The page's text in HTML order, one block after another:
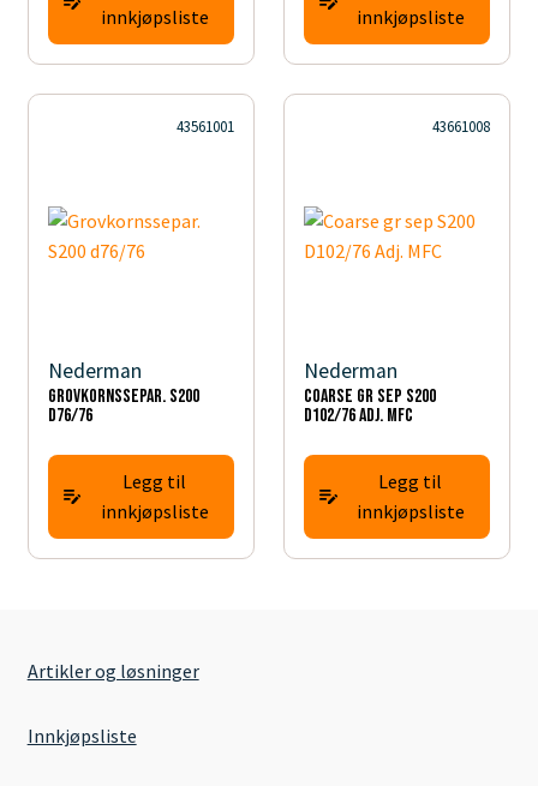
innkjøpsliste
innkjøpsliste
43561001
Nederman
Grovkornssepar. S200
d76/76
Legg til
innkjøpsliste
43661008
Nederman
Coarse gr sep S200
D102/76 Adj. MFC
Legg til
innkjøpsliste
Artikler og løsninger
Innkjøpsliste